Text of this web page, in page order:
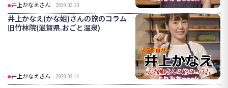
井上かなえさん 2020.03.23
井上かなえ(かな姐)さんの旅のコラム
旧竹林院(滋賀県.おごと温泉)
井上かなえさん 2020.02.14